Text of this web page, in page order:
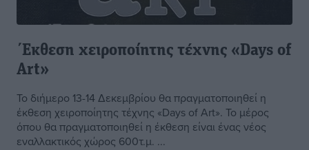
΄Εκθεση χειροποίητης τέχνης «Days of
Art»
Το διήμερο 13-14 Δεκεμβρίου θα πραγματοποιηθεί η
έκθεση χειροποίητης τέχνης «Days of Art». Το μέρος
όπου θα πραγματοποιηθεί η έκθεση είναι ένας νέος
εναλλακτικός χώρος 600τ.μ. ...